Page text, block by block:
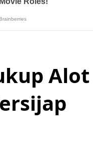
Alot